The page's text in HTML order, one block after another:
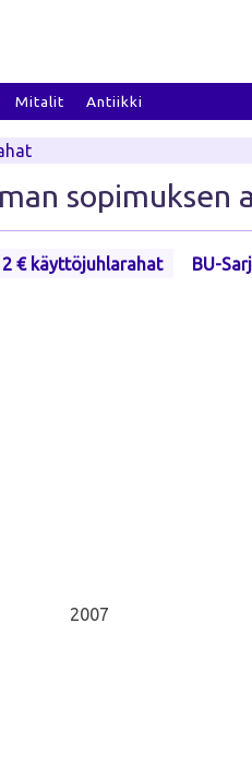
Mitalit Antiikki
2 € käyttöjuhlarahat BU-
2007